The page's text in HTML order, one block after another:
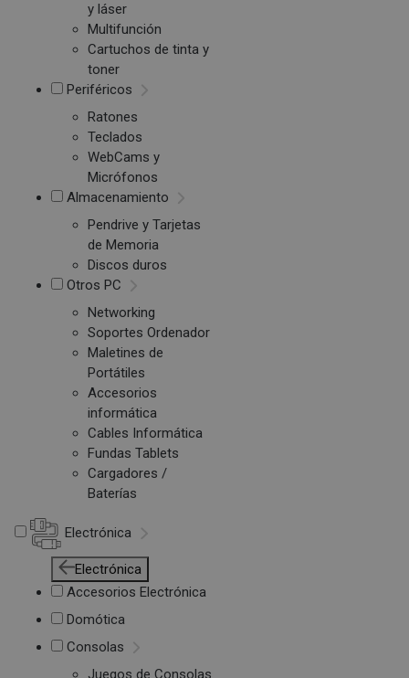
y láser
Multifunción
Cartuchos de tinta y
toner
Periféricos
Ratones
Teclados
WebCams y
Micrófonos
Almacenamiento
Pendrive y Tarjetas
de Memoria
Discos duros
Otros PC
Networking
Soportes Ordenador
Maletines de
Portátiles
Accesorios
informática
Cables Informática
Fundas Tablets
Cargadores /
Baterías
Electrónica
Electrónica
Accesorios Electrónica
Domótica
Consolas
Juegos de Consolas